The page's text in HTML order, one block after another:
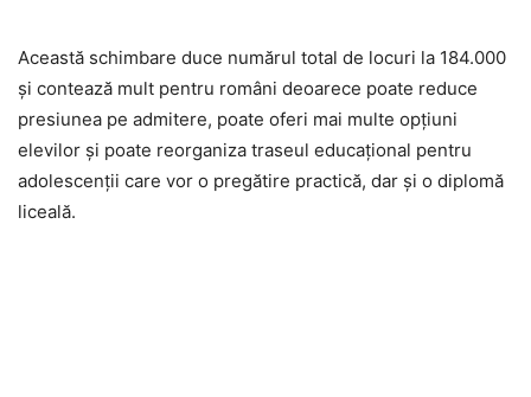
Această schimbare duce numărul total de locuri la 184.000
și contează mult pentru români deoarece poate reduce
presiunea pe admitere, poate oferi mai multe opțiuni
elevilor și poate reorganiza traseul educațional pentru
adolescenții care vor o pregătire practică, dar și o diplomă
liceală.